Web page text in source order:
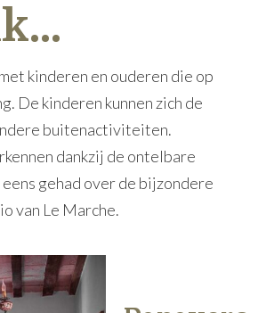
kinderen en ouderen die op
De kinderen kunnen zich de
buitenactiviteiten.
dankzij de ontelbare
gehad over de bijzondere
van Le Marche.